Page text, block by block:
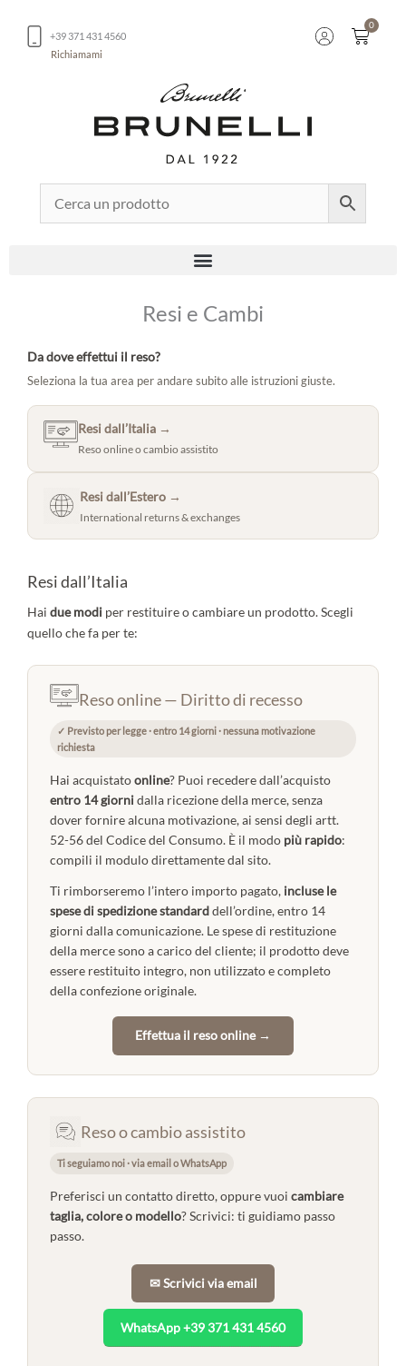
contenuto
+39 371 431 4560
Richiamami
0
Resi e Cambi
Da dove effettui il reso?
Seleziona la tua area per andare subito alle istruzioni giuste.
Resi dall’Italia →
Reso online o cambio assistito
Resi dall’Estero →
International returns & exchanges
Resi dall’Italia
Hai due modi per restituire o cambiare un prodotto. Scegli
quello che fa per te:
Reso online — Diritto di recesso
✓ Previsto per legge · entro 14 giorni · nessuna motivazione
richiesta
Hai acquistatoonline? Puoi recedere dall’acquisto
entro 14 giornidalla ricezione della merce, senza
dover fornire alcuna motivazione, ai sensi degli artt.
52-56 del Codice del Consumo. È il modo più rapido:
compili il modulo direttamente dal sito.
Ti rimborseremo l’intero importo pagato, incluse le
spese di spedizione standarddell’ordine, entro 14
giorni dalla comunicazione. Le spese di restituzione
della merce sono a carico del cliente; il prodotto deve
essere restituito integro, non utilizzato e completo
della confezione originale.
Effettua il reso online →
Reso o cambio assistito
Ti seguiamo noi · via email o WhatsApp
Preferisci un contatto diretto, oppure vuoi cambiare
taglia, colore o modello? Scrivici: ti guidiamo passo
passo.
✉ Scrivici via email
WhatsApp +39 371 431 4560